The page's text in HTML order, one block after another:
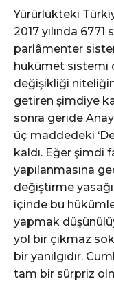
Yürürlükteki
2017 yılında 6771
parlâmenter
hükümet sistemi
değişikliği
getiren şimdiye
sonra geride
üç maddedeki
kaldı. Eğer şimdi
yapılanmasına
değiştirme
içinde bu
yapmak
yol bir çıkmaz
bir yanılgıdır.
tam bir sürpriz